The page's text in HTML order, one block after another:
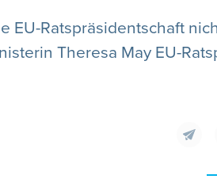
EU-Ratspräsidentschaft
Theresa May EU-